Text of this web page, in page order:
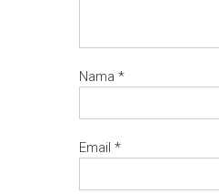
Nama *
Email *